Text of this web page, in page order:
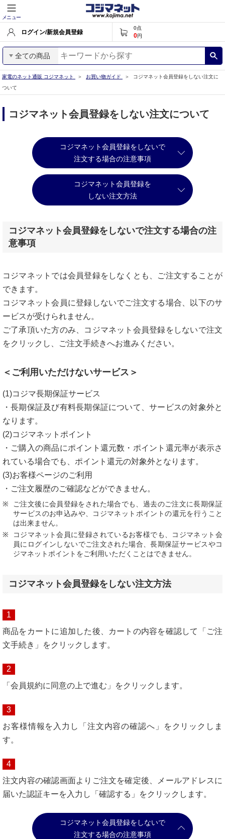
メニュー
ログイン/新規会員登録
0点
0円
全ての商品
家電のネット通販 コジマネット お買い物ガイド
コジマネット会員登録をしない注文に
ついて
コジマネット会員登録をしない注文について
コジマネット会員登録をしないで
注文する場合の注意事項
コジマネット会員登録を
しない注文方法
コジマネット会員登録をしないで注文する場合の注
意事項
コジマネットでは会員登録をしなくとも、ご注文することが
できます。
コジマネット会員に登録しないでご注文する場合、以下のサ
ービスが受けられません。
ご了承頂いた方のみ、コジマネット会員登録をしないで注文
をクリックし、ご注文手続きへお進みください。
＜ご利用いただけないサービス＞
(1)コジマ長期保証サービス
・長期保証及び有料長期保証について、サービスの対象外と
なります。
(2)コジマネットポイント
・ご購入の商品にポイント還元数・ポイント還元率が表示さ
れている場合でも、ポイント還元の対象外となります。
(3)お客様ページのご利用
・ご注文履歴のご確認などができません。
ご注文後に会員登録をされた場合でも、過去のご注文に長期保証
サービスのお申込みや、コジマネットポイントの還元を行うこと
は出来ません。
コジマネット会員に登録されているお客様でも、コジマネット会
員にログインしないでご注文された場合、長期保証サービスやコ
ジマネットポイントをご利用いただくことはできません。
コジマネット会員登録をしない注文方法
1
商品をカートに追加した後、カートの内容を確認して「ご注
文手続き」をクリックします。
2
「会員規約に同意の上で進む」をクリックします。
3
お客様情報を入力し「注文内容の確認へ」をクリックしま
す。
4
注文内容の確認画面よりご注文を確定後、メールアドレスに
届いた認証キーを入力し「確認する」をクリックします。
コジマネット会員登録をしないで
注文する場合の注意事項